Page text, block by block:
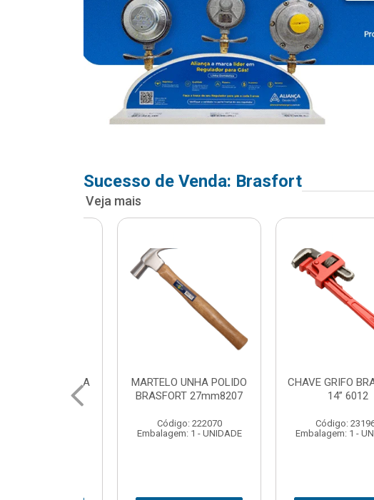
Sucesso de Venda: Brasfort
Veja mais
CHAVE GRIFO BRASFORT
14” 6012
Código: 231967
Embalagem: 1 - UNIDADE
ADAPTADOR PARA
SOQUETE WAFT
Código: 235563
Embalagem: 1 - UNIDADE